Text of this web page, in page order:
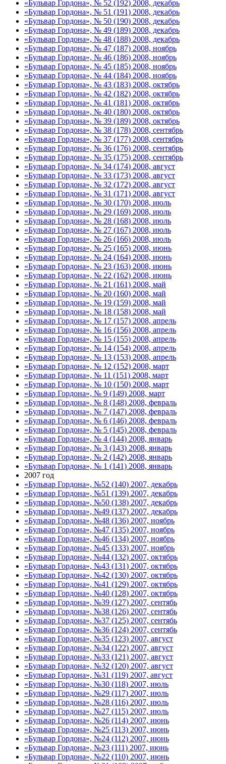
«Бульвар Гордона», № 52 (192) 2008, декабрь
«Бульвар Гордона», № 51 (191) 2008, декабрь
«Бульвар Гордона», № 50 (190) 2008, декабрь
«Бульвар Гордона», № 49 (189) 2008, декабрь
«Бульвар Гордона», № 48 (188) 2008, декабрь
«Бульвар Гордона», № 47 (187) 2008, ноябрь
«Бульвар Гордона», № 46 (186) 2008, ноябрь
«Бульвар Гордона», № 45 (185) 2008, ноябрь
«Бульвар Гордона», № 44 (184) 2008, ноябрь
«Бульвар Гордона», № 43 (183) 2008, октябрь
«Бульвар Гордона», № 42 (182) 2008, октябрь
«Бульвар Гордона», № 41 (181) 2008, октябрь
«Бульвар Гордона», № 40 (180) 2008, октябрь
«Бульвар Гордона», № 39 (189) 2008, октябрь
«Бульвар Гордона», № 38 (178) 2008, сентябрь
«Бульвар Гордона», № 37 (177) 2008, сентябрь
«Бульвар Гордона», № 36 (176) 2008, сентябрь
«Бульвар Гордона», № 35 (175) 2008, сентябрь
«Бульвар Гордона», № 34 (174) 2008, август
«Бульвар Гордона», № 33 (173) 2008, август
«Бульвар Гордона», № 32 (172) 2008, август
«Бульвар Гордона», № 31 (171) 2008, август
«Бульвар Гордона», № 30 (170) 2008, июль
«Бульвар Гордона», № 29 (169) 2008, июль
«Бульвар Гордона», № 28 (168) 2008, июль
«Бульвар Гордона», № 27 (167) 2008, июль
«Бульвар Гордона», № 26 (166) 2008, июль
«Бульвар Гордона», № 25 (165) 2008, июнь
«Бульвар Гордона», № 24 (164) 2008, июнь
«Бульвар Гордона», № 23 (163) 2008, июнь
«Бульвар Гордона», № 22 (162) 2008, июнь
«Бульвар Гордона», № 21 (161) 2008, май
«Бульвар Гордона», № 20 (160) 2008, май
«Бульвар Гордона», № 19 (159) 2008, май
«Бульвар Гордона», № 18 (158) 2008, май
«Бульвар Гордона», № 17 (157) 2008, апрель
«Бульвар Гордона», № 16 (156) 2008, апрель
«Бульвар Гордона», № 15 (155) 2008, апрель
«Бульвар Гордона», № 14 (154) 2008, апрель
«Бульвар Гордона», № 13 (153) 2008, апрель
«Бульвар Гордона», № 12 (152) 2008, март
«Бульвар Гордона», № 11 (151) 2008, март
«Бульвар Гордона», № 10 (150) 2008, март
«Бульвар Гордона», № 9 (149) 2008, март
«Бульвар Гордона», № 8 (148) 2008, февраль
«Бульвар Гордона», № 7 (147) 2008, февраль
«Бульвар Гордона», № 6 (146) 2008, февраль
«Бульвар Гордона», № 5 (145) 2008, февраль
«Бульвар Гордона», № 4 (144) 2008, январь
«Бульвар Гордона», № 3 (143) 2008, январь
«Бульвар Гордона», № 2 (142) 2008, январь
«Бульвар Гордона», № 1 (141) 2008, январь
2007 год
«Бульвар Гордона», №52 (140) 2007, декабрь
«Бульвар Гордона», №51 (139) 2007, декабрь
«Бульвар Гордона», №50 (138) 2007, декабрь
«Бульвар Гордона», №49 (137) 2007, декабрь
«Бульвар Гордона», №48 (136) 2007, ноябрь
«Бульвар Гордона», №47 (135) 2007, ноябрь
«Бульвар Гордона», №46 (134) 2007, ноябрь
«Бульвар Гордона», №45 (133) 2007, ноябрь
«Бульвар Гордона», №44 (132) 2007, октябрь
«Бульвар Гордона», №43 (131) 2007, октябрь
«Бульвар Гордона», №42 (130) 2007, октябрь
«Бульвар Гордона», №41 (129) 2007, октябрь
«Бульвар Гордона», №40 (128) 2007, октябрь
«Бульвар Гордона», №39 (127) 2007, сентябь
«Бульвар Гордона», №38 (126) 2007, сентябь
«Бульвар Гордона», №37 (125) 2007, сентябь
«Бульвар Гордона», №36 (124) 2007, сентябь
«Бульвар Гордона», №35 (123) 2007, август
«Бульвар Гордона», №34 (122) 2007, август
«Бульвар Гордона», №33 (121) 2007, август
«Бульвар Гордона», №32 (120) 2007, август
«Бульвар Гордона», №31 (119) 2007, август
«Бульвар Гордона», №30 (118) 2007, июль
«Бульвар Гордона», №29 (117) 2007, июль
«Бульвар Гордона», №28 (116) 2007, июль
«Бульвар Гордона», №27 (115) 2007, июль
«Бульвар Гордона», №26 (114) 2007, июнь
«Бульвар Гордона», №25 (113) 2007, июнь
«Бульвар Гордона», №24 (112) 2007, июнь
«Бульвар Гордона», №23 (111) 2007, июнь
«Бульвар Гордона», №22 (110) 2007, июнь